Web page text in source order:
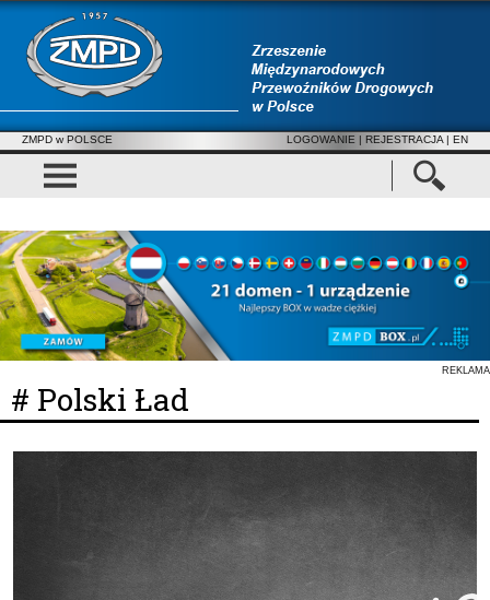
ZMPD w POLSCE LOGOWANIE | REJESTRACJA | EN
REKLAMA
# Polski Ład